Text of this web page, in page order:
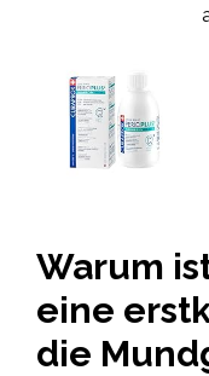
Warum
eine
die